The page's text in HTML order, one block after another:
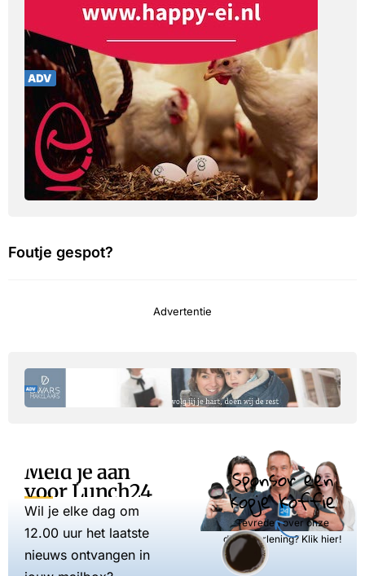
Foutje gespot?
Advertentie
Meld je aan
voor Lunch24
Wil je elke dag om
12.00 uur het laatste
nieuws ontvangen in
Sponsor een
kopje koffie
Tevreden over onze
dienstverlening? Klik hier!